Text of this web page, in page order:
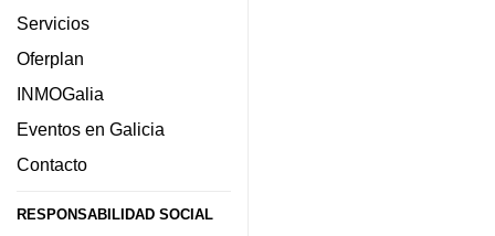
Servicios
Oferplan
INMOGalia
Eventos en Galicia
Contacto
RESPONSABILIDAD SOCIAL